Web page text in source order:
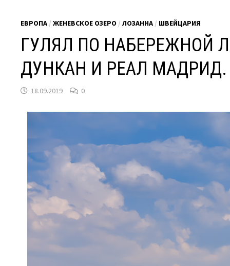
ЕВРОПА /ЖЕНЕВСКОЕ ОЗЕРО /ЛОЗАННА / ШВЕЙЦАРИЯ
ГУЛЯЛ ПО НАБЕРЕЖНОЙ
ДУНКАН И РЕАЛ МАДРИД.
18.09.2019 0